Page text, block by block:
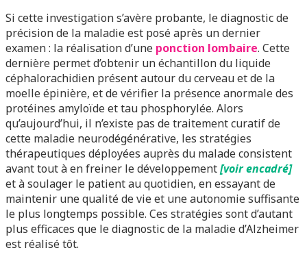
Si cette investigation s’avère probante, le diagnostic de
précision de la maladie est posé après un dernier
examen : la réalisation d’une ponction lombaire. Cette
dernière permet d’obtenir un échantillon du liquide
céphalorachidien présent autour du cerveau et de la
moelle épinière, et de vérifier la présence anormale des
protéines amyloïde et tau phosphorylée. Alors
qu’aujourd’hui, il n’existe pas de traitement curatif de
cette maladie neurodégénérative, les stratégies
thérapeutiques déployées auprès du malade consistent
avant tout à en freiner le développement[voir encadré]
et à soulager le patient au quotidien, en essayant de
maintenir une qualité de vie et une autonomie suffisante
le plus longtemps possible. Ces stratégies sont d’autant
plus efficaces que le diagnostic de la maladie d’Alzheimer
est réalisé tôt.